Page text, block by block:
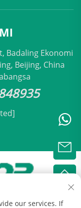
Badaling Ekonomi
Beijing, China
Beijing Air
our services. If